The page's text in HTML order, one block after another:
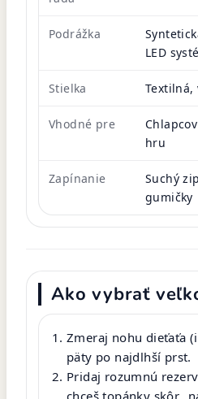
Podrážka
LED
Stielka Textilná,
Vhodné pre
hru
Zapínanie
Suchý
gumičky
Ako vybrať
Zmeraj nohu dieťaťa
päty po najdlhší prst.
Pridaj rozumnú
chceš topánky skôr